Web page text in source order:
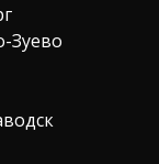
Зуево